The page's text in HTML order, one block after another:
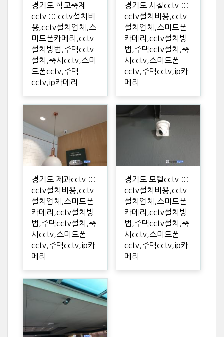
경기도 학교축제
cctv ::: cctv설치비
용,cctv설치업체,스
마트폰카메라,cctv
설치방법,주택cctv
설치,축사cctv,스마
트폰cctv,주택
cctv,ip카메라
경기도 사찰cctv :::
cctv설치비용,cctv
설치업체,스마트폰
카메라,cctv설치방
법,주택cctv설치,축
사cctv,스마트폰
cctv,주택cctv,ip카
메라
경기도 제과cctv :::
cctv설치비용,cctv
설치업체,스마트폰
카메라,cctv설치방
법,주택cctv설치,축
사cctv,스마트폰
cctv,주택cctv,ip카
메라
경기도 모텔cctv :::
cctv설치비용,cctv
설치업체,스마트폰
카메라,cctv설치방
법,주택cctv설치,축
사cctv,스마트폰
cctv,주택cctv,ip카
메라